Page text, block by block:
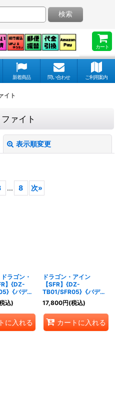
カート
検索
新着商品 問い合わせ ご利用案内
イト
ァイト
表示順変更
... 8 次»
ラゴン・
】{DZ-
《バディ
込)
に入れる
ドラゴン・アイン
【SFR】{DZ-
TB01/SFR05}《バディ
ファイト》
17,800円(税込)
カートに入れる